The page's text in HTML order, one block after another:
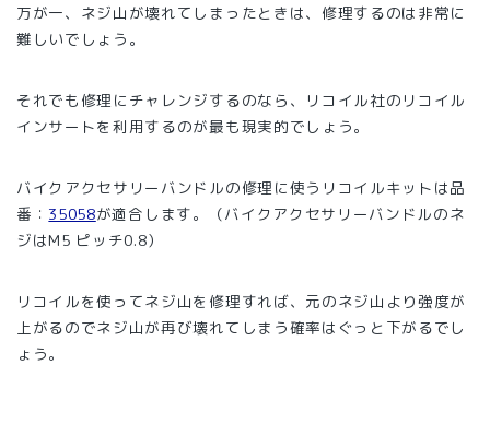
万が一、ネジ山が壊れてしまったときは、修理するのは非常に
難しいでしょう。
それでも修理にチャレンジするのなら、リコイル社のリコイル
インサートを利用するのが最も現実的でしょう。
バイクアクセサリーバンドルの修理に使うリコイルキットは品
番： 35058が適合します。（バイクアクセサリーバンドルのネ
ジはM5 ピッチ0.8）
リコイルを使ってネジ山を修理すれば、元のネジ山より強度が
上がるのでネジ山が再び壊れてしまう確率はぐっと下がるでし
ょう。